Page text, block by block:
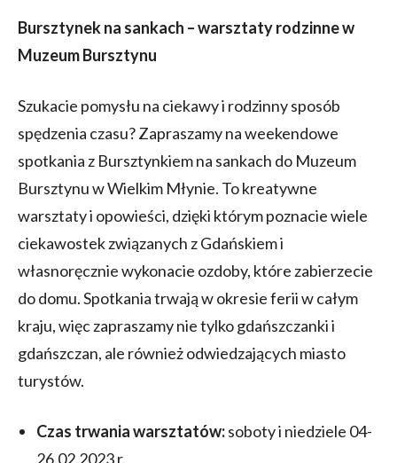
Bursztynek na sankach – warsztaty rodzinne w
Muzeum Bursztynu
Szukacie pomysłu na ciekawy i rodzinny sposób
spędzenia czasu? Zapraszamy na weekendowe
spotkania z Bursztynkiem na sankach do Muzeum
Bursztynu w Wielkim Młynie. To kreatywne
warsztaty i opowieści, dzięki którym poznacie wiele
ciekawostek związanych z Gdańskiem i
własnoręcznie wykonacie ozdoby, które zabierzecie
do domu. Spotkania trwają w okresie ferii w całym
kraju, więc zapraszamy nie tylko gdańszczanki i
gdańszczan, ale również odwiedzających miasto
turystów.
Czas trwania warsztatów:soboty i niedziele 04-
26.02.2023 r.